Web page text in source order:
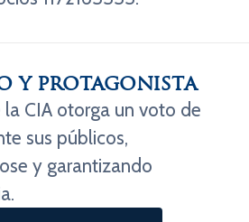
y protagonista
la CIA otorga un voto de
sus públicos,
y garantizando